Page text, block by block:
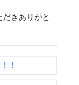
きありがと
！